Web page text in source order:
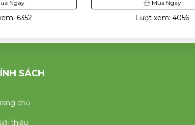
Ngay
4056
Mua Ngay
Lượt xem: 3460
SÁCH
chủ
thiệu